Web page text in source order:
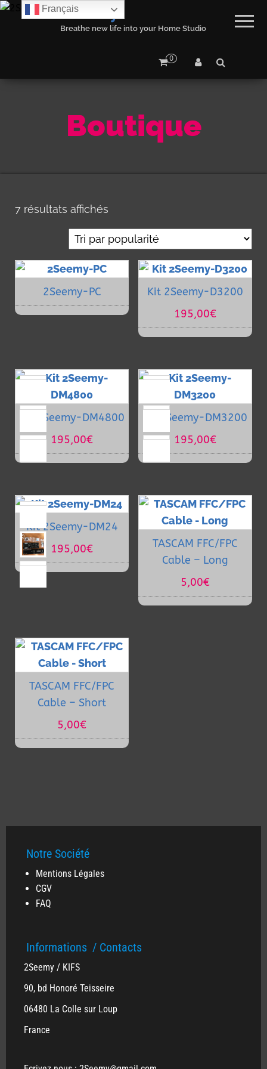
2Seemy
Breathe new life into your Home Studio
0
Boutique
7 résultats affichés
2Seemy-PC
Kit 2Seemy-D3200
195,00€
Kit 2Seemy-DM4800
195,00€
Kit 2Seemy-DM3200
195,00€
Kit 2Seemy-DM24
195,00€
TASCAM FFC/FPC
Cable – Long
5,00€
TASCAM FFC/FPC
Cable – Short
5,00€
Notre Société
Mentions Légales
CGV
FAQ
Informations / Contacts
2Seemy / KIFS
90, bd Honoré Teisseire
06480 La Colle sur Loup
France
Français